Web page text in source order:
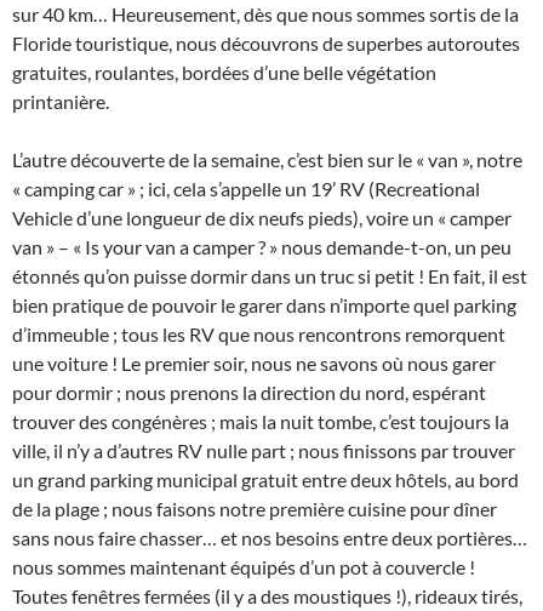
sur 40 km… Heureusement, dès que nous sommes sortis de la
Floride touristique, nous découvrons de superbes autoroutes
gratuites, roulantes, bordées d’une belle végétation
printanière.
L’autre découverte de la semaine, c’est bien sur le « van », notre
« camping car » ; ici, cela s’appelle un 19’ RV (Recreational
Vehicle d’une longueur de dix neufs pieds), voire un « camper
van » – « Is your van a camper ? » nous demande-t-on, un peu
étonnés qu’on puisse dormir dans un truc si petit ! En fait, il est
bien pratique de pouvoir le garer dans n’importe quel parking
d’immeuble ; tous les RV que nous rencontrons remorquent
une voiture ! Le premier soir, nous ne savons où nous garer
pour dormir ; nous prenons la direction du nord, espérant
trouver des congénères ; mais la nuit tombe, c’est toujours la
ville, il n’y a d’autres RV nulle part ; nous finissons par trouver
un grand parking municipal gratuit entre deux hôtels, au bord
de la plage ; nous faisons notre première cuisine pour dîner
sans nous faire chasser… et nos besoins entre deux portières…
nous sommes maintenant équipés d’un pot à couvercle !
Toutes fenêtres fermées (il y a des moustiques !), rideaux tirés,